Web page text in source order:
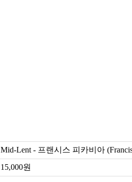
Mid-Lent - 프랜시스 피카비아
15,000원